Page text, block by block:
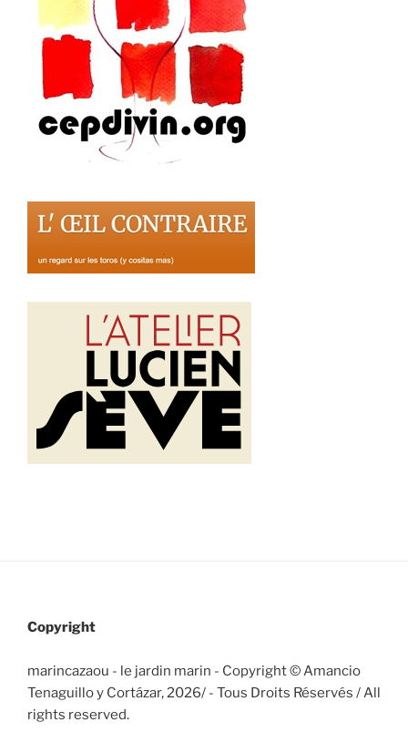
Copyright
marincazaou - le jardin marin - Copyright © Amancio
Tenaguillo y Cortázar, 2026/ - Tous Droits Réservés / All
rights reserved.